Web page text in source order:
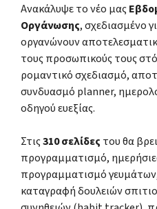
Ανακάλυψε το νέο μας
Οργάνωσης, σχεδιασμένο
οργανώνουν
τους προσωπικούς τους
ρομαντικό σχεδιασμό,
συνδυασμό planner,
οδηγού ευεξίας.
Στις310 σελίδες του θα
προγραμματισμό,
προγραμματισμό
καταγραφή δουλειών